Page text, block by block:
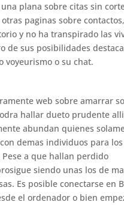
plana sobre citas sin
paginas sobre
y no ha transpirado las
de sus posibilidades
voyeurismo o su chat.
web sobre amarrar
hallar dueto prudente
abundan quienes
demas individuos para
a que hallan perdido
siendo unas los de
Es posible conectarse en
el ordenador o bien